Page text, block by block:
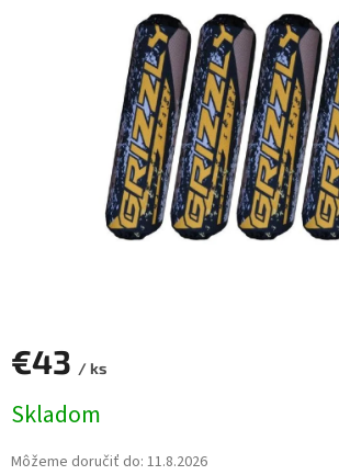
€43 / ks
cena:
Skladom
Môžeme doručiť do: 11.8.2026